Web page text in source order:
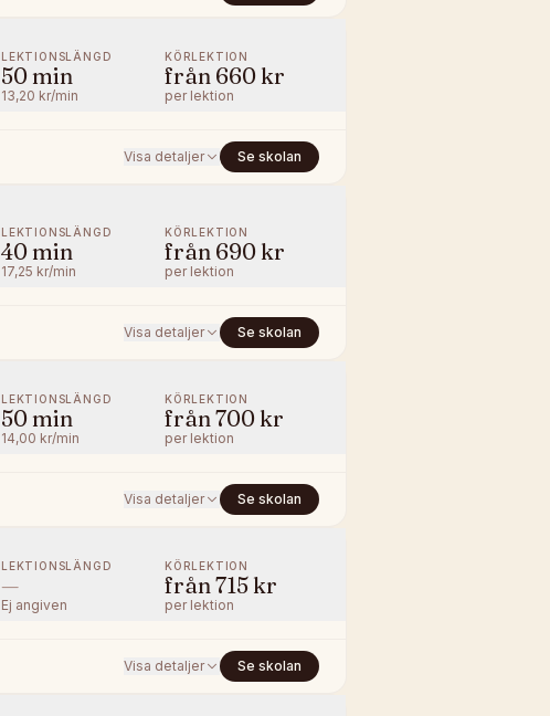
LEKTIONSLÄNGD
50min
13,20 kr/min
KÖRLEKTION
från 660 kr
per lektion
Visa detaljer Se skolan
LEKTIONSLÄNGD
40min
17,25 kr/min
KÖRLEKTION
från 690 kr
per lektion
Visa detaljer Se skolan
LEKTIONSLÄNGD
50min
14,00 kr/min
KÖRLEKTION
från 700 kr
per lektion
Visa detaljer Se skolan
LEKTIONSLÄNGD
—
Ej angiven
KÖRLEKTION
från 715 kr
per lektion
Visa detaljer Se skolan